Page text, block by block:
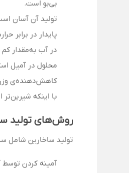
بی‌بو است.
تولید آن آسان
پایدار در برابر
در آب به‌مقدار
محلول در آمیل
کاهش‌دهنده‌ی
با اینکه
روش‌های تولید
تولید ساخارین شامل
آمینه کردن توسط